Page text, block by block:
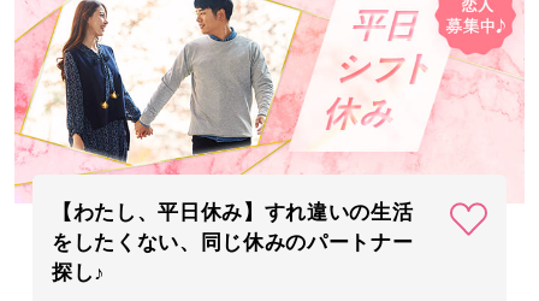
【わたし、平日休み】すれ違いの生活
をしたくない、同じ休みのパートナー
探し♪